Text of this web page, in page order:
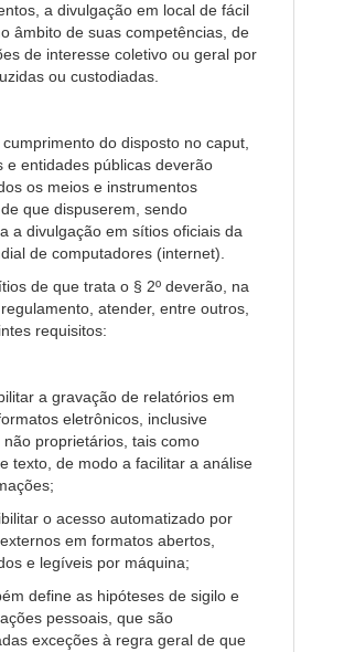
a divulgação em local de fácil
âmbito de suas competências, de
de interesse coletivo ou geral por
ou custodiadas.
cumprimento do disposto no caput,
e entidades públicas deverão
os meios e instrumentos
que dispuserem, sendo
a divulgação em sítios oficiais da
de computadores (internet).
de que trata o § 2º deverão, na
atender, entre outros,
requisitos:
a gravação de relatórios em
eletrônicos, inclusive
não proprietários, tais como
texto, de modo a facilitar a análise
o acesso automatizado por
em formatos abertos,
e legíveis por máquina;
define as hipóteses de sigilo e
pessoais, que são
exceções à regra geral de que